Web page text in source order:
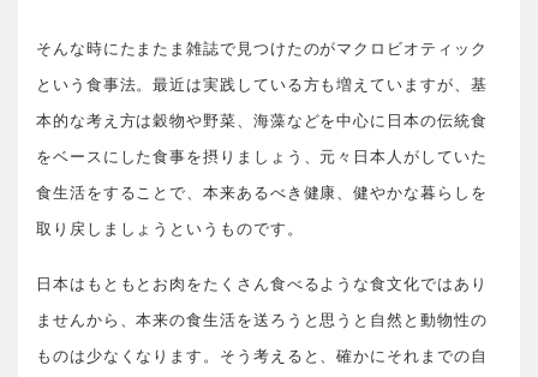
そんな時にたまたま雑誌で見つけたのがマクロビオティック
という食事法。最近は実践している方も増えていますが、基
本的な考え方は穀物や野菜、海藻などを中心に日本の伝統食
をベースにした食事を摂りましょう、元々日本人がしていた
食生活をすることで、本来あるべき健康、健やかな暮らしを
取り戻しましょうというものです。
日本はもともとお肉をたくさん食べるような食文化ではあり
ませんから、本来の食生活を送ろうと思うと自然と動物性の
ものは少なくなります。そう考えると、確かにそれまでの自